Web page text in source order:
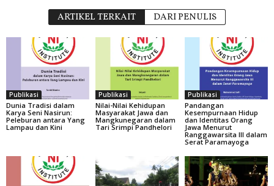
ARTIKEL TERKAIT DARI PENULIS
Publikasi
Dunia Tradisi dalam
Karya Seni Nasirun:
Peleburan antara Yang
Lampau dan Kini
Publikasi
Nilai-Nilai Kehidupan
Masyarakat Jawa dan
Mangkunegaran dalam
Tari Srimpi Pandhelori
Publikasi
Pandangan
Kesempurnaan Hidup
dan Identitas Orang
Jawa Menurut
Ranggawarsita III dalam
Serat Paramayoga